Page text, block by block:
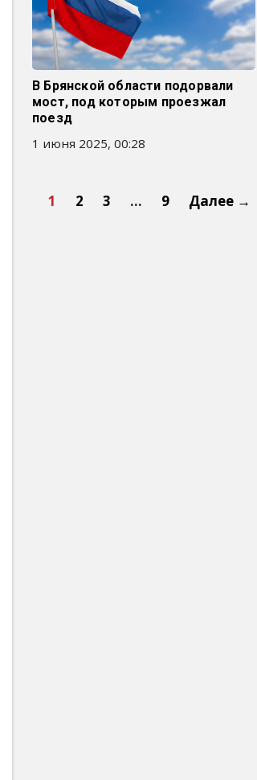
В Брянской области подорвали
мост, под которым проезжал
поезд
1 июня 2025, 00:28
1 2 3 … 9 Далее →